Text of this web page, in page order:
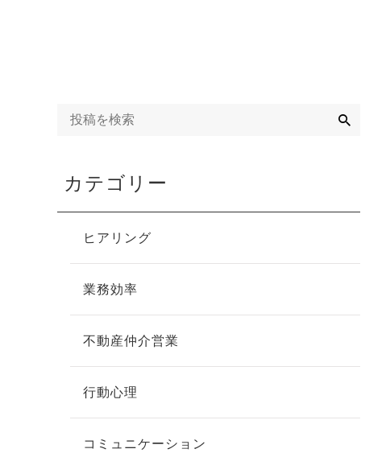
カテゴリー
ヒアリング
業務効率
不動産仲介営業
行動心理
コミュニケーション